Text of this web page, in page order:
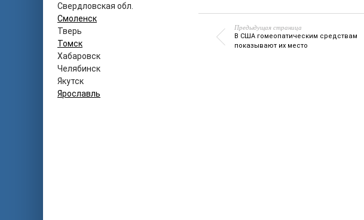
Свердловская обл.
Смоленск
Тверь
Томск
Хабаровск
Челябинск
Якутск
Ярославль
Предыдущая страница
В США гомеопатическим средствам
показывают их место